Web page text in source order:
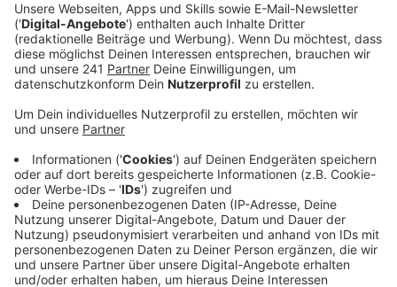
Anzeige
Kinder können sich wie Hexen und Zauberer
Anzeige
Im Rahmen eines Halloween-Workshops können Kinder
Heilkräuter im idyllischen Schlosspark sammeln und
dabei in die Welt der Magie eintauchen. Die Aktion wird